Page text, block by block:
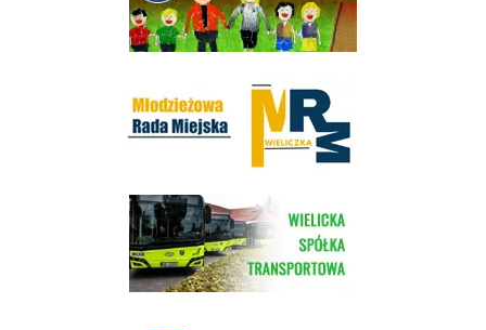
link do strony Wielickiej Spółki Transportowej